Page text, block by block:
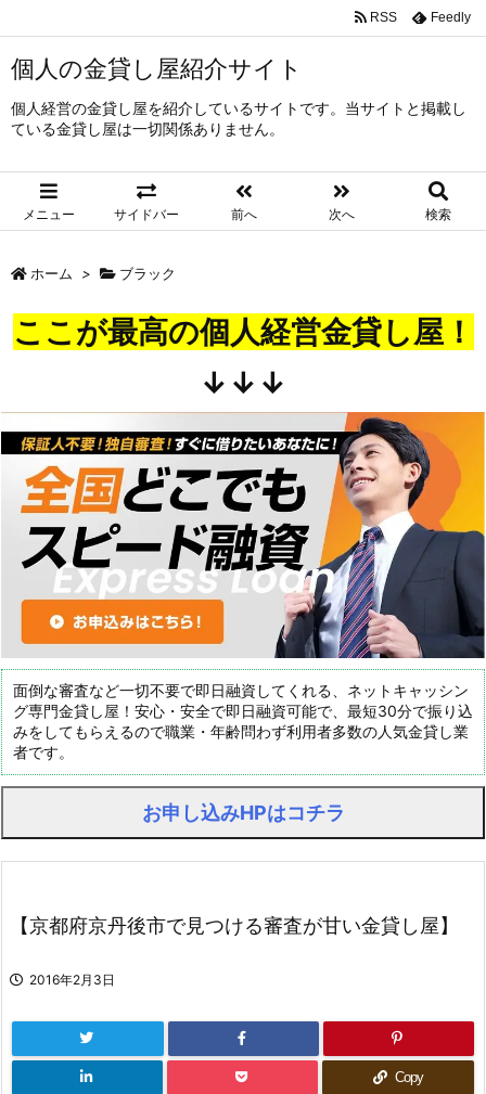
個人の金貸し屋紹介サイト
個人経営の金貸し屋を紹介しているサイトです。当サイトと掲載し
ている金貸し屋は一切関係ありません。
メニュー サイドバー 前へ 次へ 検索
RSS Feedly
ホーム > ブラック
ここが最高の個人経営金貸し屋！
↓↓↓
面倒な審査など一切不要で即日融資してくれる、ネットキャッシン
グ専門金貸し屋！安心・安全で即日融資可能で、最短30分で振り込
みをしてもらえるので職業・年齢問わず利用者多数の人気金貸し業
者です。
お申し込みHPはコチラ
【京都府京丹後市で見つける審査が甘い金貸し屋】
2016年2月3日
Copy